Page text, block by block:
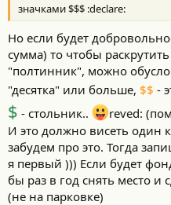
значками $$$ :declare:
Но если будет
сумма) то чтобы
"полтинник", можно
"десятка" или больше, $$ -
$ - стольник..
reved:
И это должно висеть один
забудем про это. Тогда
я первый ))) Если будет
бы раз в год снять место и
(не на парковке)